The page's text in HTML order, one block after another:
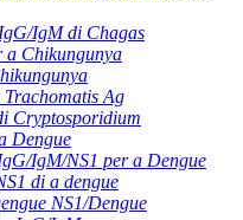
IgM di Chagas
a Chikungunya
Ag
Cryptosporidium
Dengue
IgM/NS1 per a Dengue
di a dengue
NS1/Dengue